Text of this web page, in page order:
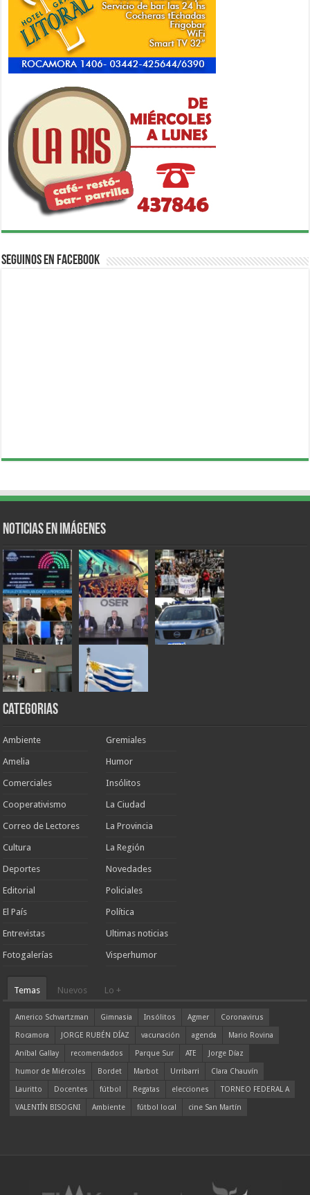
Seguinos en Facebook
Noticias en Imágenes
Categorias
Ambiente
Amelia
Comerciales
Cooperativismo
Correo de Lectores
Cultura
Deportes
Editorial
El País
Entrevistas
Fotogalerías
Gremiales
Humor
Insólitos
La Ciudad
La Provincia
La Región
Novedades
Policiales
Política
Ultimas noticias
Visperhumor
Temas Nuevos Lo +
Americo Schvartzman Gimnasia Insólitos Agmer
Coronavirus
Rocamora
JORGE RUBÉN DÍAZ vacunación agenda
Mario Rovina
Aníbal Gallay
recomendados Parque Sur ATE
Jorge Díaz
humor de Miércoles
Bordet Marbot Urribarri
Clara Chauvín
Lauritto
Docentes fútbol Regatas elecciones
TORNEO FEDERAL A
VALENTÍN BISOGNI
Ambiente fútbol local cine San Martín